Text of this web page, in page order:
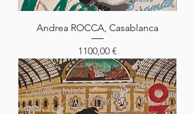
Andrea ROCCA, Casablanca
Prezzo
1100,00 €